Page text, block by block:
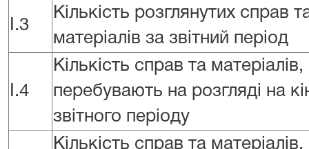
I.3
Кількість розглянутих справ
матеріалів за звітний період
I.4
Кількість справ та
перебувають на розгляді на
звітного періоду
Кількість справ та